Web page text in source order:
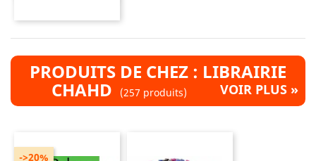
PRODUITS DE CHEZ : LIBRAIRIE
CHAHD (257 produits) VOIR PLUS »
->20%